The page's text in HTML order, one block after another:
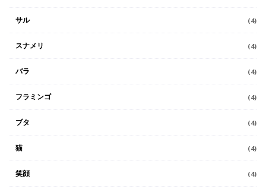
サル (4)
スナメリ (4)
バラ (4)
フラミンゴ (4)
ブタ (4)
猫 (4)
笑顔 (4)